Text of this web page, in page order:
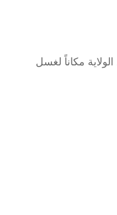
مكاناً لغسل